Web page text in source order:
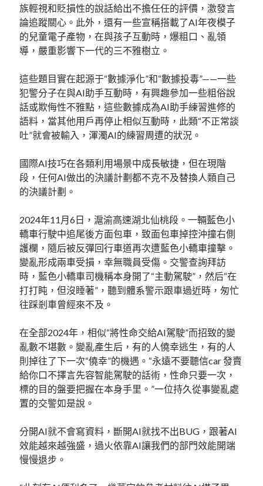
族輕視和貶損性的說話給出不擔任任的評價，激發言
論追蹤關心。此外，還有一些宣稱搭載了AI年夜模子
的兒童電子產物，在與孩子互動時，爆粗口、亂領
導，嚴重影響下一代的三不雅樹立。
這些題目實在起源于“數據淨化”和“數據投毒”——一些
犯警分子在與AI助手互動時，有興趣參加一些粗俗說
話或欺侮性不雅點，這些數據成為AI助手練習進修的
語料，當其他用戶再停止相似互動時，此類“不正常談
吐”就會被輸入，渾濁AI的練習周遭的狀況。
國際AI技巧在各類利用場景中成長敏捷，但在現階
段，任何AI做出的決議計劃都不克不及替換人類自己
的決議計劃。
2024年11月6日，滬渝高速湖北仙桃段。一輛藍色小
轎車行駛中追尾後方面包車，致面包車掉控沖撞右側
護欄，隨后被反彈回行車道再次遭藍色小轎車撞擊。
變亂形成兩車受損，幸無職員受傷。交警查詢拜訪
時，藍色小轎車司機稱本身開了“主動駕駛”，然后“在
打打盹，但沒睡著”，聽到體系警示跟車過近時，匆忙
往踩剎車曾經來不及。
在全部2024年，相似“將性命交給AI駕駛”而招致的變
亂數不堪數。變亂產生后，有的人僥幸逃生，有的人
則掉往了下一次“僥幸”的機遇。“永遠不要聽信car 發賣
給你口不擇言先容智能駕駛的話術，性命只要一次，
標的目的盤要把握在本身手里。”一位持久從事變亂處
置的交警如是說。
分開AI就不會寫資料，斷開AI就找不出BUG，跟著AI
效能越來越強盛，過火依靠AI讓我們的部門效能開端
慢慢退步。